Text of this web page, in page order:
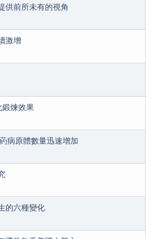
供前所未有的視角
激增
煉效果
病原體數量迅速增加
的六種變化